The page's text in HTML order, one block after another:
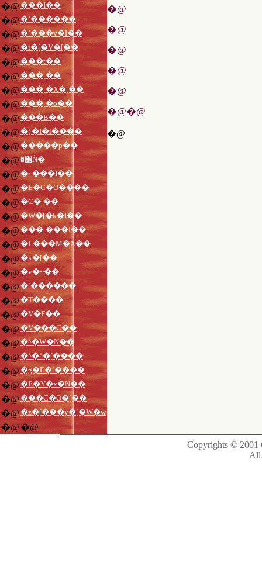
�@���I��
�@ �`������
�@ �`���v�I��
�@ �i�[�V�[��
�@���t��
�@���[��
�@ ���[�X�[��
�@���[�o��
�@���B��
�@ �}�I�i����
�@ �����p��
�@ �֌Ñ�
�@�~���I��
�@�E�C�O����
�@ �C�[��
�@�W�[�k�I��
�@���[���I��
�@ �L���M�X��
�@ �k�[��
�@ �v�~��
�@�`������
�@�T����
�@ �V�F��
�@�V���C��
�@�^�W�N��
�@ �^�^�[����
�@ �g�E�`����
�@ �E�Y�x�N��
�@���C�O�[��
�@�z�[���y�[�W�w
�@ �@
�@
�@
�@
�@
�@
�@�@
�@
Copyrights © 2001
All